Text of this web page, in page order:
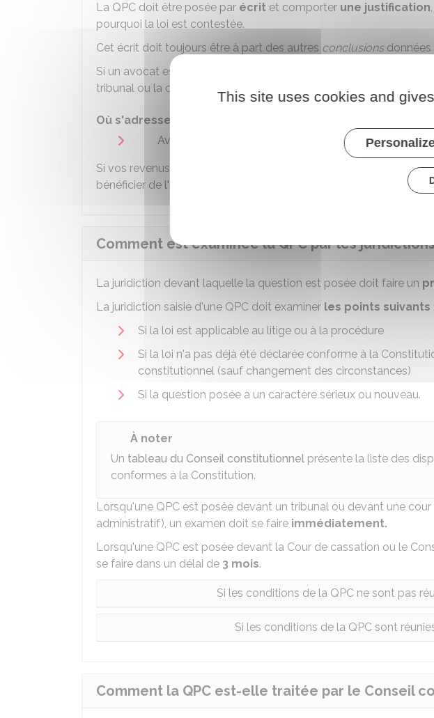
La QPC doit être posée par écrit et comporter une justification
pourquoi la loi est contestée.
Cet écrit doit toujours être à part des autres conclusionsdonnées
Si un avocat est obligatoire dans une affaire, c'est l'avocat qui va
tribunal ou la cour.
Où s'adresser ?
Avocat
Si vos revenus ne vous permettent pas de payer un avocat, vous
bénéficier de l'aide juridictionnelle
Comment est examinée la QPC par les
La juridiction devant laquelle la question est posée doit faire un
La juridiction saisie d'une QPC doit examiner les points suivants
Si la loi est applicable au litige ou à la procédure
Si la loi n'a pas déjà été déclarée conforme à la
constitutionnel (sauf changement des circonstances)
Si la question posée a un caractère sérieux ou nouveau.
À noter
Un tableau du Conseil constitutionnel présente la liste des
conformes à la Constitution.
Lorsqu'une QPC est posée devant un tribunal ou devant une
administratif), un examen doit se faire immédiatement.
Lorsqu'une QPC est posée devant la Cour de cassation ou le
se faire dans un délai de 3 mois.
Si les conditions de la QPC ne sont pas
Si les conditions de la QPC sont
Comment la QPC est-elle traitée par le Conseil
This site uses cookies and